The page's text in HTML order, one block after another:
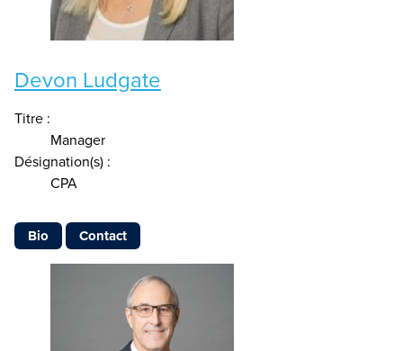
Devon Ludgate
Titre :
Manager
Désignation(s) :
CPA
Bio Contact